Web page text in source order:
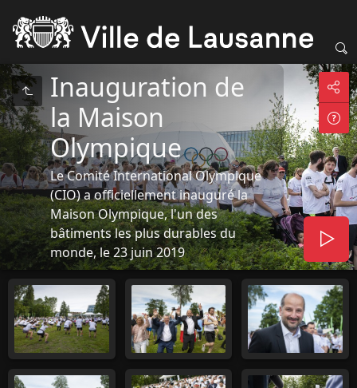
Inauguration de
la Maison
Olympique
Le Comité International Olympique
(CIO) a officiellement inauguré la
Maison Olympique, l'un des
bâtiments les plus durables du
monde, le 23 juin 2019